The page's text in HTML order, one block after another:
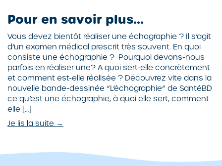
Pour en savoir plus...
Vous devez bientôt réaliser une échographie ? Il s’agit
d’un examen médical prescrit très souvent. En quoi
consiste une échographie ? Pourquoi devons-nous
parfois en réaliser une? A quoi sert-elle concrètement
et comment est-elle réalisée ? Découvrez vite dans la
nouvelle bande-dessinée “L’échographie” de SantéBD
ce qu’est une échographie, à quoi elle sert, comment
elle […]
Je lis la suite →